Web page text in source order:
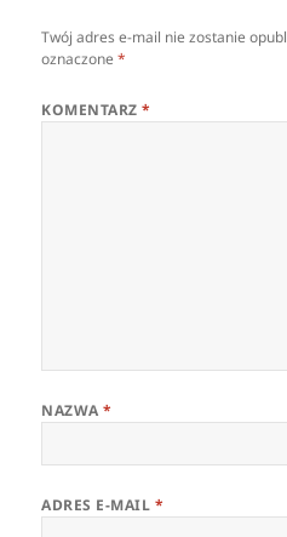
Twój adres e-mail nie zostanie
oznaczone*
KOMENTARZ*
NAZWA*
ADRES E-MAIL *